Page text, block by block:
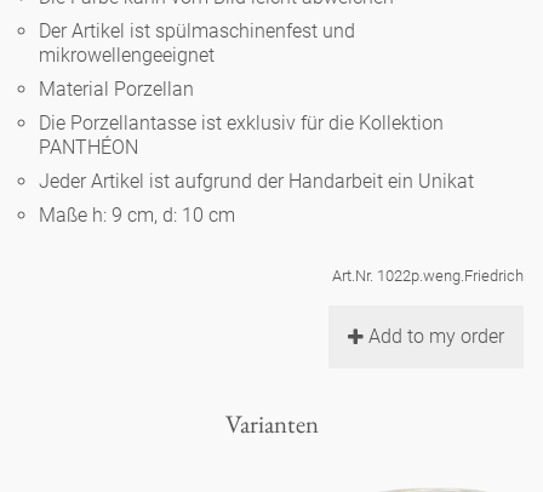
Porzellan
Ozean
klassische Musiker
zeitgenössische Musiker
Espressotassen 'Glam'
Runde Teller - weiß
Ovale Teller - weiß
Runde Teller 'de Luxe'
Tiefe Teller - weiß
Ovale Teller 'de Luxe'
Lange Teller 'de Luxe'
Noël
Teekanne
Vasen 'de Luxe'
Fressnapf
Goldener Käfig
Korb 'de Luxe'
Schalen 'de Luxe'
Hände und Füße
Bad
Schnickschnack
Räucherstäbchenhalter
Unpraktisch
Spielen
Dies & Das
Besteck
Schachspiel Alice
Porzellanfiguren
Alices Schachspiel 'de Luxe'
noch mehr Figuren
Berliner Duft
Der Artikel ist spülmaschinenfest und
mikrowellengeeignet
Material Porzellan
Die Porzellantasse ist exklusiv für die Kollektion
PANTHÉON
Jeder Artikel ist aufgrund der Handarbeit ein Unikat
Maße h: 9 cm, d: 10 cm
Art.Nr. 1022p.weng.Friedrich
Add to my order
Varianten